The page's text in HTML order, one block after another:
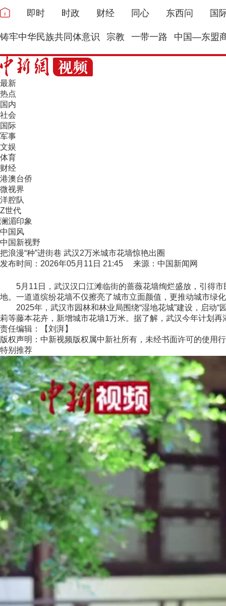
即时 时政 财经 同心 东西问 国
铸牢中华民族共同体意识 宗教 一带一路 中国—东盟
最新
热点
国内
社会
国际
军事
文娱
体育
财经
港澳台侨
微视界
洋腔队
Z世代
澜湄印象
中国风
中国新视野
把浪漫“种”进街巷 武汉2万米城市花墙惊艳出圈
发布时间：2026年05月11日 21:45 来源：中国新闻网
5月11日，武汉汉口江滩临街的蔷薇花墙绚烂盛放，引得市
地。一道道缤纷花墙不仅擦亮了城市立面颜值，更推动城市绿
2025年，武汉市园林和林业局围绕“湿地花城”建设，启动“
莉等藤本花卉，新增城市花墙1万米。据了解，武汉今年计划
责任编辑：【刘湃】
版权声明：中新视频版权属中新社所有，未经书面许可的使用
特别推荐